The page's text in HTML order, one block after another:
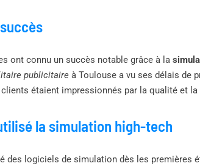
ont connu un succès notable grâce à la
publicitaire à Toulouse a vu ses délais de
étaient impressionnés par la qualité et
la simulation high-tech
des logiciels de simulation dès les premières